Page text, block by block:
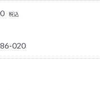
税込
020